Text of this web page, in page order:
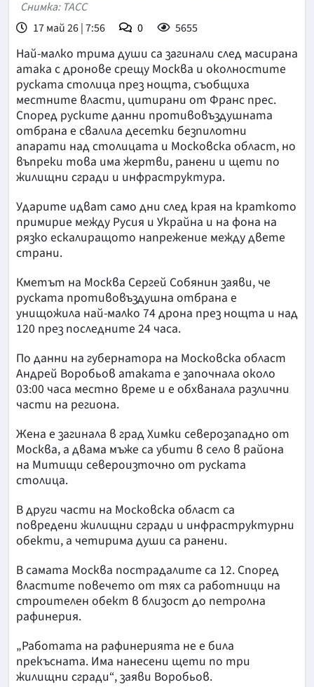
Снимка: ТАСС
17 май 26 | 7:56
0 5655
Най-малко трима души са загинали след масирана
атака с дронове срещу Москва и околностите
руската столица през нощта, съобщиха
местните власти, цитирани от Франс прес.
Според руските данни противовъздушната
отбрана е свалила десетки безпилотни
апарати над столицата и Московска област, но
въпреки това има жертви, ранени и щети по
жилищни сгради и инфраструктура.
Ударите идват само дни след края на краткото
примирие между Русия и Украйна и на фона на
рязко ескалиращото напрежение между двете
страни.
Кметът на Москва Сергей Собянин заяви, че
руската противовъздушна отбрана е
унищожила най-малко 74 дрона през нощта и над
120 през последните 24 часа.
По данни на губернатора на Московска област
Андрей Воробьов атаката е започнала около
03:00 часа местно време и е обхванала различни
части на региона.
Жена е загинала в град Химки северозападно от
Москва, а двама мъже са убити в село в района
на Митищи североизточно от руската
столица.
В други части на Московска област са
повредени жилищни сгради и инфраструктурни
обекти, а четирима души са ранени.
В самата Москва пострадалите са 12. Според
властите повечето от тях са работници на
строителен обект в близост до петролна
рафинерия.
„Работата на рафинерията не е била
прекъсната. Има нанесени щети по три
жилищни сгради“, заяви Воробьов.